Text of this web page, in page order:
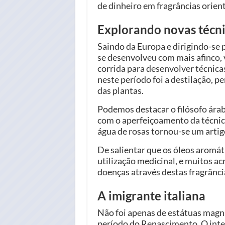
de dinheiro em fragrâncias
Explorando novas
Saindo da Europa e dirigindo-
se desenvolveu com mais
corrida para desenvolver
neste período foi a destilação,
das plantas.
Podemos destacar o filósofo
com o aperfeiçoamento da
água de rosas tornou-se um
De salientar que os óleos
utilização medicinal, e muitos
doenças através destas
A imigrante italiana
Não foi apenas de estátuas